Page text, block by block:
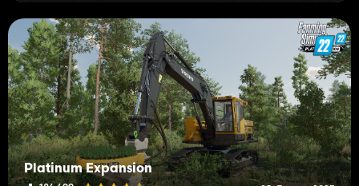
Platinum Expansion